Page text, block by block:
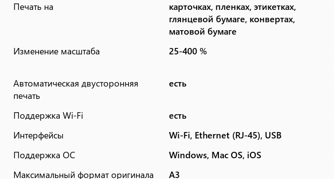
Печать на
карточках, пленках, этикетках,
глянцевой бумаге, конвертах,
матовой бумаге
Изменение масштаба 25-400 %
Автоматическая двусторонняя
печать
есть
Поддержка Wi-Fi есть
Интерфейсы
Wi-Fi, Ethernet (RJ-45), USB
Поддержка ОС
Windows, Mac OS, iOS
Максимальный формат оригинала
А3